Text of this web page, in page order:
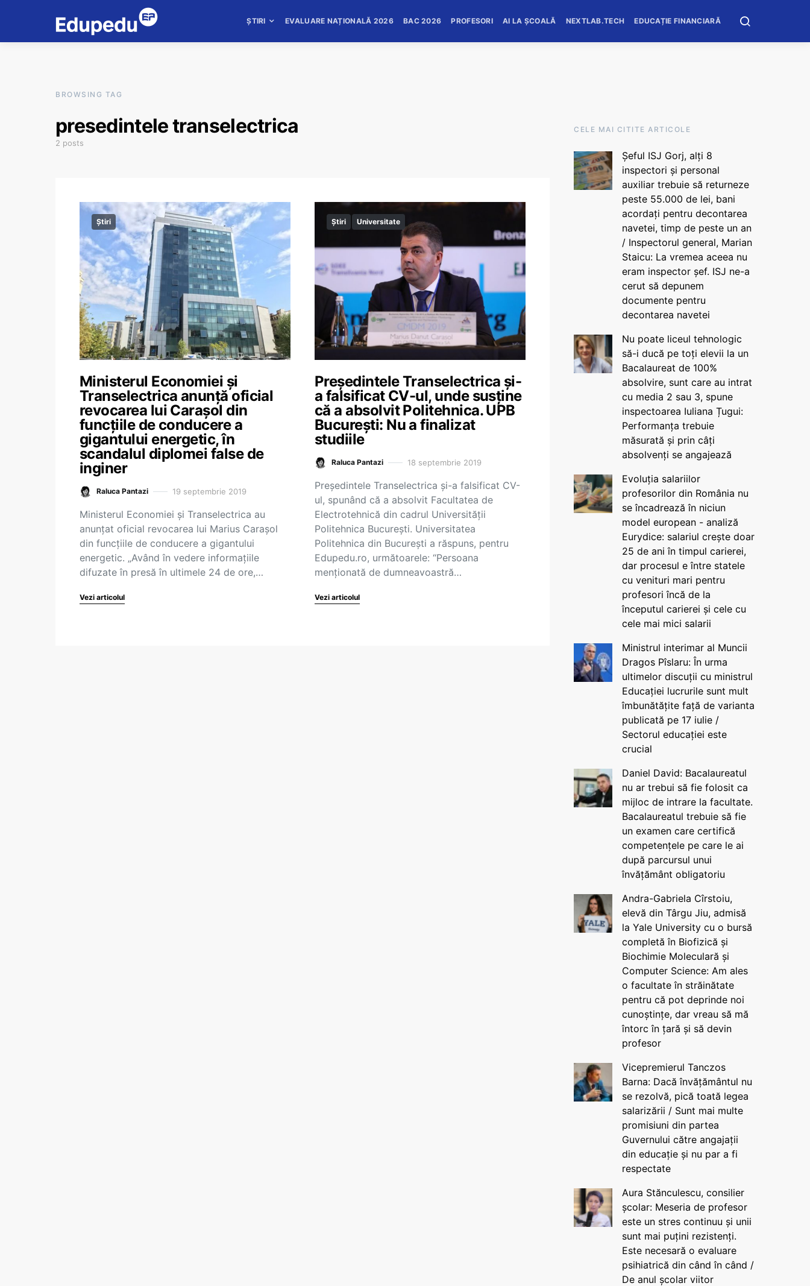
ȘTIRI EVALUARE NAȚIONALĂ 2026 BAC 2026 PROFESORI AI LA ȘCOALĂ NEXTLAB.TECH EDUCAȚIE FINANCIARĂ
BROWSING TAG
presedintele transelectrica
2 posts
Știri
Ministerul Economiei și
Transelectrica anunță oficial
revocarea lui Carașol din
funcțiile de conducere a
gigantului energetic, în
scandalul diplomei false de
inginer
Raluca Pantazi 19 septembrie 2019
Ministerul Economiei și Transelectrica au
anunțat oficial revocarea lui Marius Carașol
din funcțiile de conducere a gigantului
energetic. „Având în vedere informațiile
difuzate în presă în ultimele 24 de ore,…
Vezi articolul
Știri Universitate
Președintele Transelectrica și-
a falsificat CV-ul, unde susține
că a absolvit Politehnica. UPB
București: Nu a finalizat
studiile
Raluca Pantazi 18 septembrie 2019
Președintele Transelectrica și-a falsificat CV-
ul, spunând că a absolvit Facultatea de
Electrotehnică din cadrul Universității
Politehnica București. Universitatea
Politehnica din București a răspuns, pentru
Edupedu.ro, următoarele: “Persoana
menționată de dumneavoastră…
Vezi articolul
CELE MAI CITITE ARTICOLE
Șeful ISJ Gorj, alți 8
inspectori și personal
auxiliar trebuie să returneze
peste 55.000 de lei, bani
acordați pentru decontarea
navetei, timp de peste un an
/ Inspectorul general, Marian
Staicu: La vremea aceea nu
eram inspector șef. ISJ ne-a
cerut să depunem
documente pentru
decontarea navetei
Nu poate liceul tehnologic
să-i ducă pe toți elevii la un
Bacalaureat de 100%
absolvire, sunt care au intrat
cu media 2 sau 3, spune
inspectoarea Iuliana Țugui:
Performanța trebuie
măsurată și prin câți
absolvenți se angajează
Evoluția salariilor
profesorilor din România nu
se încadrează în niciun
model european - analiză
Eurydice: salariul crește doar
25 de ani în timpul carierei,
dar procesul e între statele
cu venituri mari pentru
profesori încă de la
începutul carierei și cele cu
cele mai mici salarii
Ministrul interimar al Muncii
Dragos Pîslaru: În urma
ultimelor discuții cu ministrul
Educației lucrurile sunt mult
îmbunătățite față de varianta
publicată pe 17 iulie /
Sectorul educației este
crucial
Daniel David: Bacalaureatul
nu ar trebui să fie folosit ca
mijloc de intrare la facultate.
Bacalaureatul trebuie să fie
un examen care certifică
competențele pe care le ai
după parcursul unui
învățământ obligatoriu
Andra-Gabriela Cîrstoiu,
elevă din Târgu Jiu, admisă
la Yale University cu o bursă
completă în Biofizică și
Biochimie Moleculară și
Computer Science: Am ales
o facultate în străinătate
pentru că pot deprinde noi
cunoștințe, dar vreau să mă
întorc în țară și să devin
profesor
Vicepremierul Tanczos
Barna: Dacă învățământul nu
se rezolvă, pică toată legea
salarizării / Sunt mai multe
promisiuni din partea
Guvernului către angajații
din educație și nu par a fi
respectate
Aura Stănculescu, consilier
școlar: Meseria de profesor
este un stres continuu și unii
sunt mai puțini rezistenți.
Este necesară o evaluare
psihiatrică din când în când /
De anul școlar viitor